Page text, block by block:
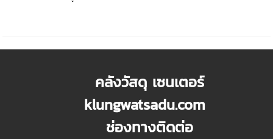
คลังวัสดุ เซนเตอร์
klungwatsadu.com
ช่องทางติดต่อ